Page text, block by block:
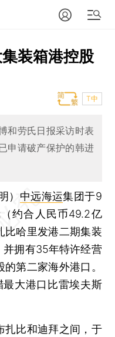
装箱港控股
T中
和劳氏日报采访时表
申请破产保护的韩进
） 中远海运集团于9
约合人民币49.2亿
比哈里发港二期集装
并拥有35年特许经营
第二家海外港口。
大港口比雷埃夫斯
比和迪拜之间，于